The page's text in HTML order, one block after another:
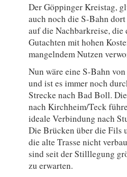
Der Göppinger Kreistag,
auch noch die S-Bahn
auf die Nachbarkreise, die
Gutachten mit hohen
mangelndem Nutzen
Nun wäre eine S-Bahn
und ist es immer noch
Strecke nach Bad Boll.
nach Kirchheim/Teck
ideale Verbindung nach
Die Brücken über die Fils
die alte Trasse nicht
sind seit der Stilllegung
zu erwarten.